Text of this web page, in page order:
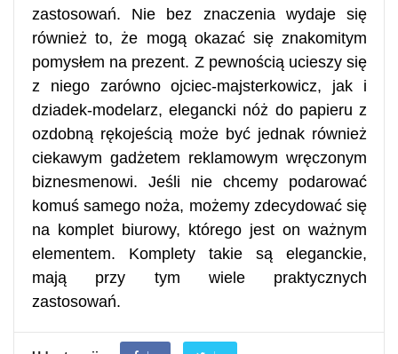
zastosowań. Nie bez znaczenia wydaje się
również to, że mogą okazać się znakomitym
pomysłem na prezent. Z pewnością ucieszy się
z niego zarówno ojciec-majsterkowicz, jak i
dziadek-modelarz, elegancki nóż do papieru z
ozdobną rękojeścią może być jednak również
ciekawym gadżetem reklamowym wręczonym
biznesmenowi. Jeśli nie chcemy podarować
komuś samego noża, możemy zdecydować się
na komplet biurowy, którego jest on ważnym
elementem. Komplety takie są eleganckie,
mają przy tym wiele praktycznych
zastosowań.